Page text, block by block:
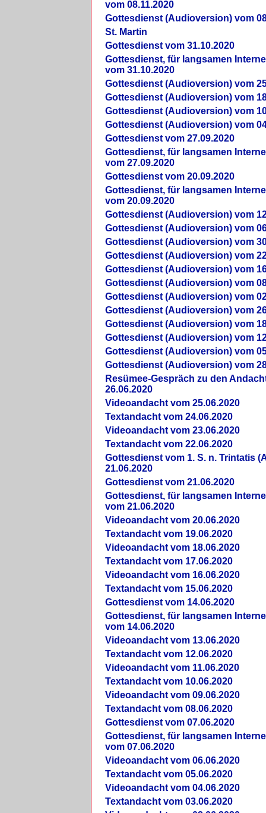
vom 08.11.2020
Gottesdienst (Audioversion) vom
St. Martin
Gottesdienst vom 31.10.2020
Gottesdienst, für langsamen
vom 31.10.2020
Gottesdienst (Audioversion) vom
Gottesdienst (Audioversion) vom
Gottesdienst (Audioversion) vom
Gottesdienst (Audioversion) vom
Gottesdienst vom 27.09.2020
Gottesdienst, für langsamen
vom 27.09.2020
Gottesdienst vom 20.09.2020
Gottesdienst, für langsamen
vom 20.09.2020
Gottesdienst (Audioversion) vom
Gottesdienst (Audioversion) vom
Gottesdienst (Audioversion) vom
Gottesdienst (Audioversion) vom
Gottesdienst (Audioversion) vom
Gottesdienst (Audioversion) vom
Gottesdienst (Audioversion) vom
Gottesdienst (Audioversion) vom
Gottesdienst (Audioversion) vom
Gottesdienst (Audioversion) vom
Gottesdienst (Audioversion) vom
Gottesdienst (Audioversion) vom
Re­sü­mee-Gespräch zu den
26.06.2020
Videoandacht vom 25.06.2020
Textandacht vom 24.06.2020
Videoandacht vom 23.06.2020
Textandacht vom 22.06.2020
Gottesdienst vom 1. S. n. Trintatis
21.06.2020
Gottesdienst vom 21.06.2020
Gottesdienst, für langsamen
vom 21.06.2020
Videoandacht vom 20.06.2020
Textandacht vom 19.06.2020
Videoandacht vom 18.06.2020
Textandacht vom 17.06.2020
Videoandacht vom 16.06.2020
Textandacht vom 15.06.2020
Gottesdienst vom 14.06.2020
Gottesdienst, für langsamen
vom 14.06.2020
Videoandacht vom 13.06.2020
Textandacht vom 12.06.2020
Videoandacht vom 11.06.2020
Textandacht vom 10.06.2020
Videoandacht vom 09.06.2020
Textandacht vom 08.06.2020
Gottesdienst vom 07.06.2020
Gottesdienst, für langsamen
vom 07.06.2020
Videoandacht vom 06.06.2020
Textandacht vom 05.06.2020
Videoandacht vom 04.06.2020
Textandacht vom 03.06.2020